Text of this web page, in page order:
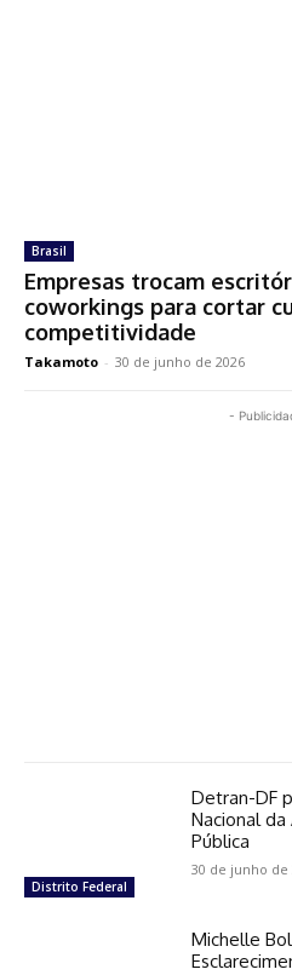
Brasil
Empresas trocam
coworkings para cortar
competitividade
Takamoto - 30 de junho de 2026
-
Distrito Federal
Detran-DF
Nacional
Pública
30 de junho de
Michelle